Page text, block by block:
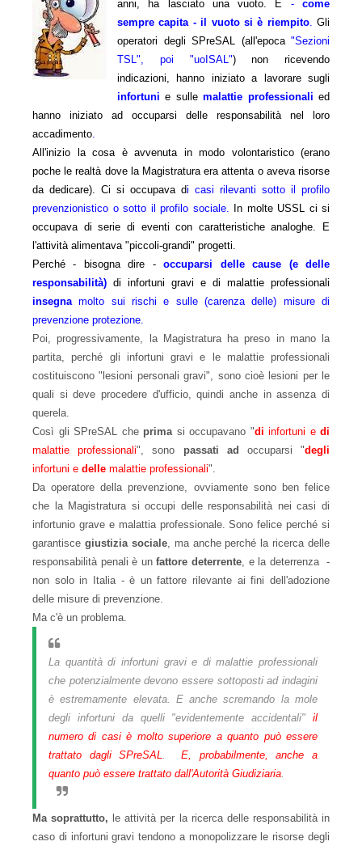
anni, ha lasciato una vuoto. E -come
sempre capita - il vuoto si è riempito. Gli
operatori degli SPreSAL (all'epoca "Sezioni
TSL", poi "uoISAL") non ricevendo
indicazioni, hanno iniziato a lavorare sugli
infortunie sulle malattie professionali ed
hanno iniziato ad occuparsi delle responsabilità nel loro
accadimento.
All'inizio la cosa è avvenuta in modo volontaristico (erano
poche le realtà dove la Magistratura era attenta o aveva risorse
da dedicare). Ci si occupava di casi rilevanti sotto il profilo
prevenzionistico o sotto il profilo sociale.
In molte USSL ci si
occupava di serie di eventi con caratteristiche analoghe. E
l'attività alimentava "piccoli-grandi" progetti.
Perché - bisogna dire -occuparsi delle cause (e delle
responsabilità) di infortuni gravi e di malattie professionali
insegnamolto sui rischi e sulle (carenza delle) misure di
prevenzione protezione.
Poi, progressivamente, la Magistratura ha preso in mano la
partita, perché gli infortuni gravi e le malattie professionali
costituiscono "lesioni personali gravi", sono cioè lesioni per le
quali si deve procedere d'ufficio, quindi anche in assenza di
querela.
Così gli SPreSAL che prima si occupavano "di infortuni e di
malattie professionali", sono passati ad occuparsi "degli
infortuni e delle malattie professionali".
Da operatore della prevenzione, ovviamente sono ben felice
che la Magistratura si occupi delle responsabilità nei casi di
infortunio grave e malattia professionale. Sono felice perché si
garantisce giustizia sociale, ma anche perché la ricerca delle
responsabilità penali è unfattore deterrente, e la deterrenza -
non solo in Italia - è un fattore rilevante ai fini dell'adozione
delle misure di prevenzione.
Ma c'è un problema.
La quantità di infortuni gravi e di malattie professionali
che potenzialmente devono essere sottoposti ad indagini
è estremamente elevata. E anche scremando la mole
degli infortuni da quelli "evidentemente accidentali"il
numero di casi è molto superiore a quanto può essere
trattato dagli SPreSAL.E, probabilmente, anche a
quanto può essere trattato dall'Autorità Giudiziaria.
Ma soprattutto, le attività per la ricerca delle responsabilità in
caso di infortuni gravi tendono a monopolizzare le risorse degli